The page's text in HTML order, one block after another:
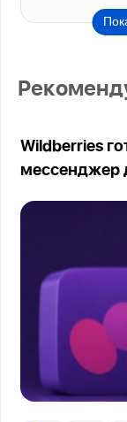
Wildberries
мессенджер